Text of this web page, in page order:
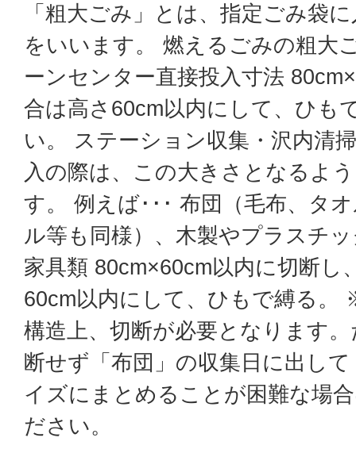
「粗大ごみ」とは、指定ごみ袋
をいいます。 燃えるごみの粗大
ーンセンター直接投入寸法
合は高さ60cm以内にして、ひも
い。 ステーション収集・沢内清
入の際は、この大きさとなるよ
す。 例えば･･･ 布団（毛布、タ
ル等も同様）、木製やプラスチ
家具類 80cm×60cm以内に切断し
60cm以内にして、ひもで縛る。
構造上、切断が必要となります
断せず「布団」の収集日に出し
イズにまとめることが困難な場
ださい。